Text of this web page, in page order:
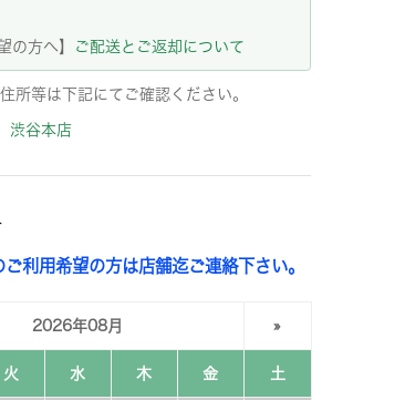
の方へ】
ご配送とご返却について
所等は下記にてご確認ください。
渋谷本店
利用希望の方は店舗迄ご連絡下さい。
2026年08月 »
火 水 木 金 土